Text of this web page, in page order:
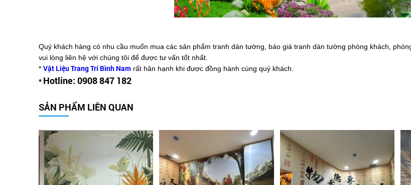
Quý khách hàng có nhu cầu muốn mua các sản phẩm tranh dán tường, báo giá tranh dán tường phòng khách,
vui lòng liên hệ với chúng tôi để được tư vấn tốt nhất.
* Vật Liệu Trang Trí Bình Nam rất hân hạnh khi được đồng hành cùng quý khách.
* Hotline: 0908 847 182
SẢN PHẨM LIÊN QUAN